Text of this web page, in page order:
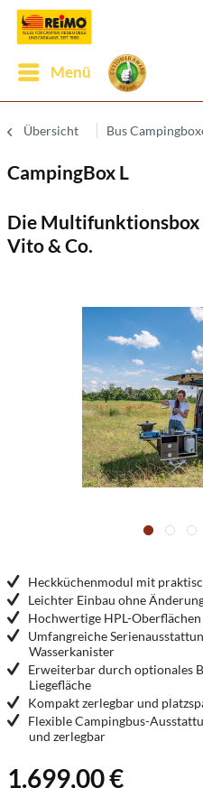
Menü
Übersicht Bus
CampingBox L
Die
Vito & Co.
Heckküchenmodul mit
Leichter Einbau ohne
Hochwertige HPL-Oberflächen
Umfangreiche
Wasserkanister
Erweiterbar durch optionales
Liegefläche
Kompakt zerlegbar und
Flexible Campingbus-
und zerlegbar
1.699,00 €